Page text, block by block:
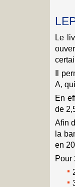
Le
Il
A,
En
de
Afin
la
en
Pour